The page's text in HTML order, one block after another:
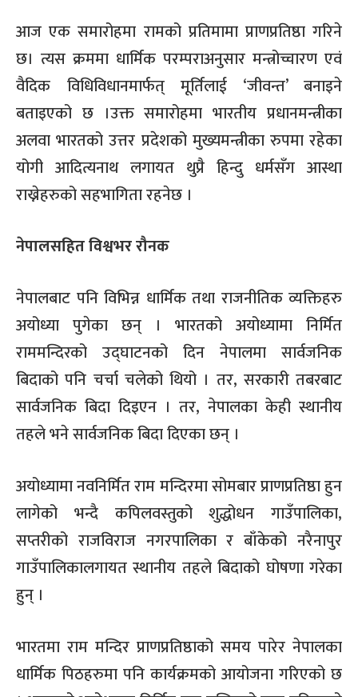
आज एक समारोहमा रामको प्रतिमामा प्राणप्रतिष्ठा गरिने
छ। त्यस क्रममा धार्मिक परम्पराअनुसार मन्त्रोच्चारण एवं
वैदिक विधिविधानमार्फत् मूर्तिलाई ‘जीवन्त’ बनाइने
बताइएको छ ।उक्त समारोहमा भारतीय प्रधानमन्त्रीका
अलवा भारतको उत्तर प्रदेशको मुख्यमन्त्रीका रुपमा रहेका
योगी आदित्यनाथ लगायत थुप्रै हिन्दु धर्मसँग आस्था
राख्नेहरुको सहभागिता रहनेछ ।
नेपालसहित विश्वभर रौनक
नेपालबाट पनि विभिन्न धार्मिक तथा राजनीतिक व्यक्तिहरु
अयोध्या पुगेका छन् । भारतको अयोध्यामा निर्मित
राममन्दिरको उद्घाटनको दिन नेपालमा सार्वजनिक
बिदाको पनि चर्चा चलेको थियो । तर, सरकारी तबरबाट
सार्वजनिक बिदा दिइएन । तर, नेपालका केही स्थानीय
तहले भने सार्वजनिक बिदा दिएका छन् ।
अयोध्यामा नवनिर्मित राम मन्दिरमा सोमबार प्राणप्रतिष्ठा हुन
लागेको भन्दै कपिलवस्तुको शुद्धोधन गाउँपालिका,
सप्तरीको राजविराज नगरपालिका र बाँकेको नरैनापुर
गाउँपालिकालगायत स्थानीय तहले बिदाको घोषणा गरेका
हुन् ।
भारतमा राम मन्दिर प्राणप्रतिष्ठाको समय पारेर नेपालका
धार्मिक पिठहरुमा पनि कार्यक्रमको आयोजना गरिएको छ